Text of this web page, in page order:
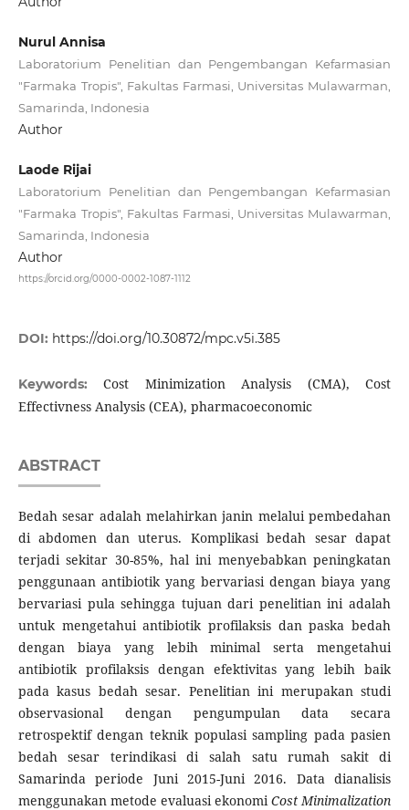
Nurul Annisa
Laboratorium Penelitian dan Pengembangan Kefarmasian
"Farmaka Tropis", Fakultas Farmasi, Universitas Mulawarman,
Samarinda, Indonesia
Author
Laode Rijai
Laboratorium Penelitian dan Pengembangan Kefarmasian
"Farmaka Tropis", Fakultas Farmasi, Universitas Mulawarman,
Samarinda, Indonesia
Author
https://orcid.org/0000-0002-1087-1112
DOI: https://doi.org/10.30872/mpc.v5i.385
Keywords:Cost Minimization Analysis (CMA), Cost
Effectivness Analysis (CEA), pharmacoeconomic
ABSTRACT
Bedah sesar adalah melahirkan janin melalui pembedahan
di abdomen dan uterus. Komplikasi bedah sesar dapat
terjadi sekitar 30-85%, hal ini menyebabkan peningkatan
penggunaan antibiotik yang bervariasi dengan biaya yang
bervariasi pula sehingga tujuan dari penelitian ini adalah
untuk mengetahui antibiotik profilaksis dan paska bedah
dengan biaya yang lebih minimal serta mengetahui
antibiotik profilaksis dengan efektivitas yang lebih baik
pada kasus bedah sesar. Penelitian ini merupakan studi
observasional dengan pengumpulan data secara
retrospektif dengan teknik populasi sampling pada pasien
bedah sesar terindikasi di salah satu rumah sakit di
Samarinda periode Juni 2015-Juni 2016. Data dianalisis
menggunakan metode evaluasi ekonomiCost Minimalization